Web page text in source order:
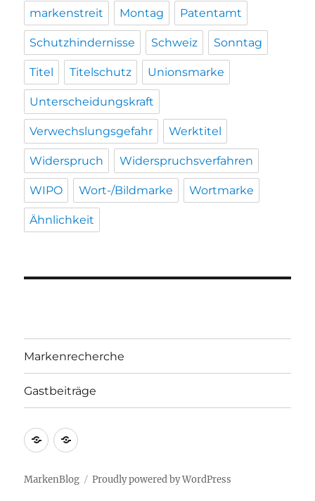
markenstreit Montag Patentamt
Schutzhindernisse Schweiz Sonntag
Titel Titelschutz Unionsmarke
Unterscheidungskraft
Verwechslungsgefahr Werktitel
Widerspruch Widerspruchsverfahren
WIPO Wort-/Bildmarke Wortmarke
Ähnlichkeit
Markenrecherche
Gastbeiträge
Markenrecherche
Gastbeiträge
MarkenBlog Proudly powered by WordPress